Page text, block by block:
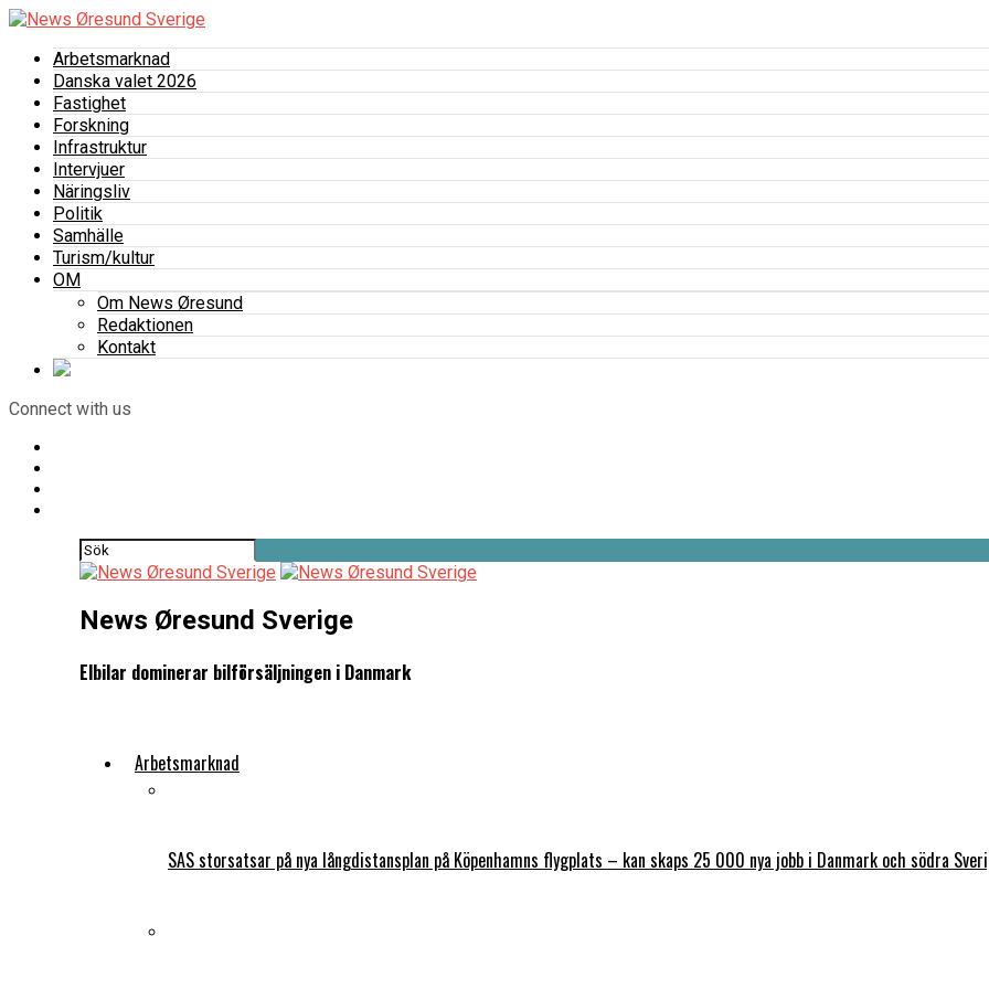
Arbetsmarknad
Danska valet 2026
Fastighet
Forskning
Infrastruktur
Intervjuer
Näringsliv
Politik
Samhälle
Turism/kultur
OM
Om News Øresund
Redaktionen
Kontakt
Connect with us
News Øresund Sverige
Elbilar dominerar bilförsäljningen i Danmark
Arbetsmarknad
SAS storsatsar på nya långdistansplan på Köpenhamns flygplats – kan skaps 25 000 nya jobb i Danmark och södra